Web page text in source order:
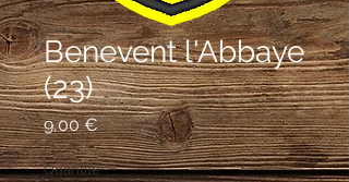
Benevent l'Abbaye
(23)
9,00 €Prix
Quantité *